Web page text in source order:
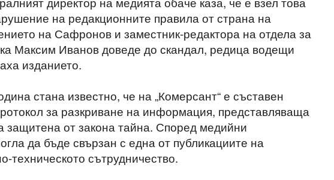
на редакционните правила от страна на
на Сафронов и заместник-редактора на отдела за
Максим Иванов доведе до скандал, редица водещи
изданието.
стана известно, че на „Комерсант“ е съставен
за разкриване на информация, представляваща
защитена от закона тайна. Според медийни
да бъде свързан с една от публикациите на
техническото сътрудничество.